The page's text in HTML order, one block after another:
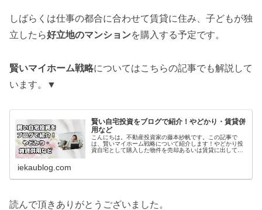
しばらくは仕事の都合に合わせて賃貸に住み、子どもが独
立したら好立地のマンションを購入する予定です。
賢いマイホーム戦略についてはこちらの記事でも解説して
います。▼
賢い自宅投資をブログで紹介！やどかり・賃貸併
用など
こんにちは。不動産投資家の藤本紗帆です。この記事で
は、賢いマイホーム戦略について紹介します！やどかり投
資自宅として購入した物件を売却あるいは賃貸に出して利
iekaublog.com
読んで頂きありがとうございました。